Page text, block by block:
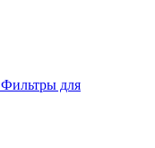
Фильтры для